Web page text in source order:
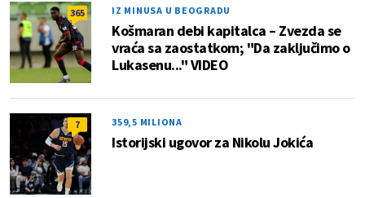
365 IZ MINUSA U BEOGRADU
Košmaran debi kapitalca – Zvezda se
vraća sa zaostatkom; "Da zaključimo o
Lukasenu..." VIDEO
7 359,5 MILIONA
Istorijski ugovor za Nikolu Jokića